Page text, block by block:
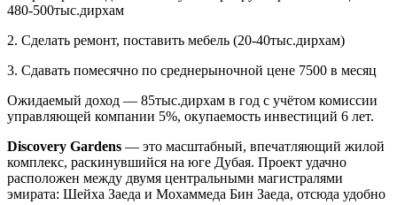
480-500тыс.дирхам
2. Сделать ремонт, поставить мебель (20-40тыс.дирхам)
3. Сдавать помесячно по среднерыночной цене 7500 в месяц
Ожидаемый доход — 85тыс.дирхам в год с учётом комиссии
управляющей компании 5%, окупаемость инвестиций 6 лет.
Discovery Gardens — это масштабный, впечатляющий жилой
комплекс, раскинувшийся на юге Дубая. Проект удачно
расположен между двумя центральными магистралями
эмирата: Шейха Заеда и Мохаммеда Бин Заеда, отсюда удобно